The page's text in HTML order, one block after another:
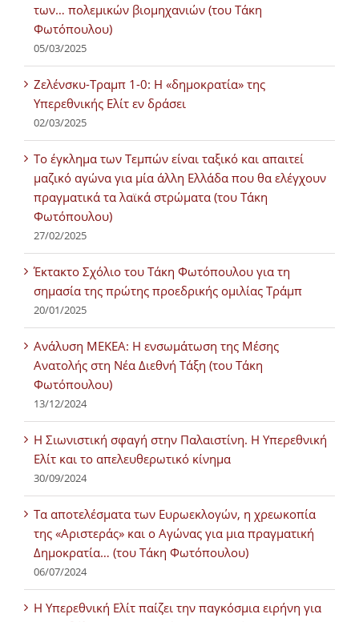
των… πολεμικών βιομηχανιών (του Τάκη
Φωτόπουλου)
05/03/2025
Ζελένσκυ-Τραμπ 1-0: Η «δημοκρατία» της
Υπερεθνικής Ελίτ εν δράσει
02/03/2025
Tο έγκλημα των Τεμπών είναι ταξικό και απαιτεί
μαζικό αγώνα για μία άλλη Ελλάδα που θα ελέγχουν
πραγματικά τα λαϊκά στρώματα (του Τάκη
Φωτόπουλου)
27/02/2025
Έκτακτο Σχόλιο του Τάκη Φωτόπουλου για τη
σημασία της πρώτης προεδρικής ομιλίας Τράμπ
20/01/2025
Ανάλυση ΜΕΚΕΑ: Η ενσωμάτωση της Μέσης
Ανατολής στη Νέα Διεθνή Τάξη (του Τάκη
Φωτόπουλου)
13/12/2024
Η Σιωνιστική σφαγή στην Παλαιστίνη. Η Υπερεθνική
Ελίτ και το απελευθερωτικό κίνημα
30/09/2024
Τα αποτελέσματα των Ευρωεκλογών, η χρεωκοπία
της «Αριστεράς» και ο Αγώνας για μια πραγματική
Δημοκρατία… (του Τάκη Φωτόπουλου)
06/07/2024
H Υπερεθνική Ελίτ παίζει την παγκόσμια ειρήνη για